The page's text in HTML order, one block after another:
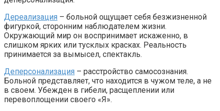
Дереализация – больной ощущает себя безжизненной
фигуркой, сторонним наблюдателем жизни.
Окружающий мир он воспринимает искаженно, в
слишком ярких или тусклых красках. Реальность
принимается за вымысел, спектакль.
Деперсонализация – расстройство самосознания.
Больной представляет, что находится в чужом теле, а не
в своем. Убежден в гибели, расщеплении или
перевоплощении своего «Я».